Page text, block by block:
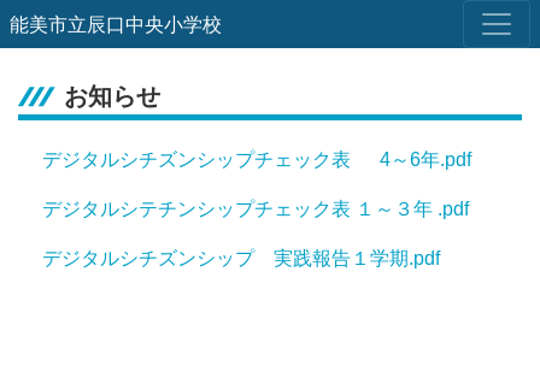
能美市立辰口中央小学校
お知らせ
デジタルシチズンシップチェック表 4～6年.pdf
デジタルシテチンシップチェック表 １～３年 .pdf
デジタルシチズンシップ 実践報告１学期.pdf